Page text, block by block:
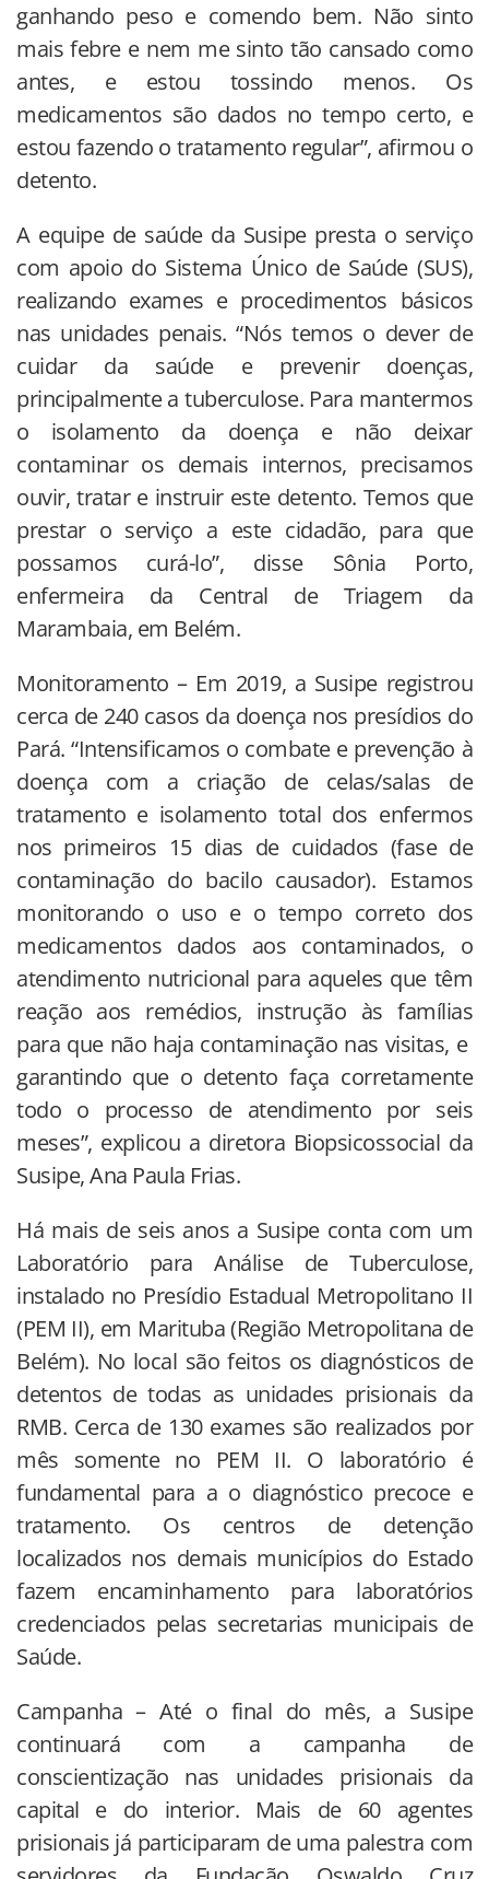
ganhando peso e comendo bem. Não sinto
mais febre e nem me sinto tão cansado como
antes, e estou tossindo menos. Os
medicamentos são dados no tempo certo, e
estou fazendo o tratamento regular”, afirmou o
detento.
A equipe de saúde da Susipe presta o serviço
com apoio do Sistema Único de Saúde (SUS),
realizando exames e procedimentos básicos
nas unidades penais. “Nós temos o dever de
cuidar da saúde e prevenir doenças,
principalmente a tuberculose. Para mantermos
o isolamento da doença e não deixar
contaminar os demais internos, precisamos
ouvir, tratar e instruir este detento. Temos que
prestar o serviço a este cidadão, para que
possamos curá-lo”, disse Sônia Porto,
enfermeira da Central de Triagem da
Marambaia, em Belém.
Monitoramento – Em 2019, a Susipe registrou
cerca de 240 casos da doença nos presídios do
Pará. “Intensificamos o combate e prevenção à
doença com a criação de celas/salas de
tratamento e isolamento total dos enfermos
nos primeiros 15 dias de cuidados (fase de
contaminação do bacilo causador). Estamos
monitorando o uso e o tempo correto dos
medicamentos dados aos contaminados, o
atendimento nutricional para aqueles que têm
reação aos remédios, instrução às famílias
para que não haja contaminação nas visitas, e
garantindo que o detento faça corretamente
todo o processo de atendimento por seis
meses”, explicou a diretora Biopsicossocial da
Susipe, Ana Paula Frias.
Há mais de seis anos a Susipe conta com um
Laboratório para Análise de Tuberculose,
instalado no Presídio Estadual Metropolitano II
(PEM II), em Marituba (Região Metropolitana de
Belém). No local são feitos os diagnósticos de
detentos de todas as unidades prisionais da
RMB. Cerca de 130 exames são realizados por
mês somente no PEM II. O laboratório é
fundamental para a o diagnóstico precoce e
tratamento. Os centros de detenção
localizados nos demais municípios do Estado
fazem encaminhamento para laboratórios
credenciados pelas secretarias municipais de
Saúde.
Campanha – Até o final do mês, a Susipe
continuará com a campanha de
conscientização nas unidades prisionais da
capital e do interior. Mais de 60 agentes
prisionais já participaram de uma palestra com